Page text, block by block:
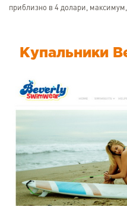
приблизно в 4 долари,
Купальники